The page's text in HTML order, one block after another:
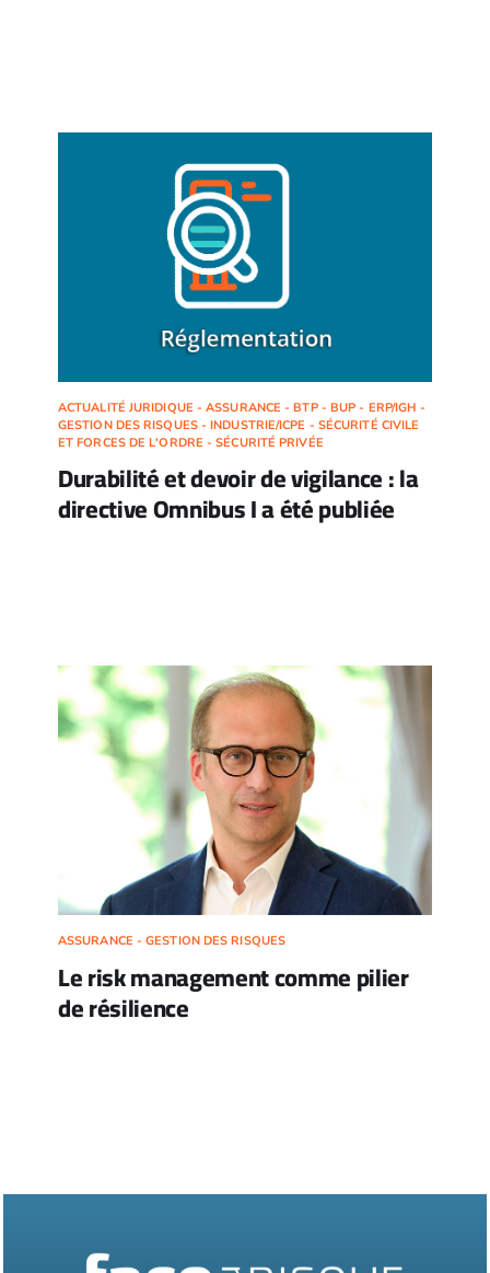
ACTUALITÉ JURIDIQUE - ASSURANCE - BTP - BUP - ERP/IGH -
GESTION DES RISQUES - INDUSTRIE/ICPE - SÉCURITÉ CIVILE
ET FORCES DE L'ORDRE - SÉCURITÉ PRIVÉE
Durabilité et devoir de vigilance : la
directive Omnibus I a été publiée
ASSURANCE - GESTION DES RISQUES
Le risk management comme pilier
de résilience